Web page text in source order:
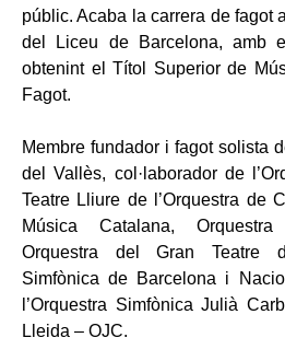
públic. Acaba la carrera de fagot
del Liceu de Barcelona, amb
obtenint el Títol Superior de
Fagot.
Membre fundador i fagot solista
del Vallès, col·laborador de
Teatre Lliure de l’Orquestra de
Música Catalana, Orquestra
Orquestra del Gran Teatre
Simfònica de Barcelona i
l’Orquestra Simfònica Julià
Lleida – OJC.